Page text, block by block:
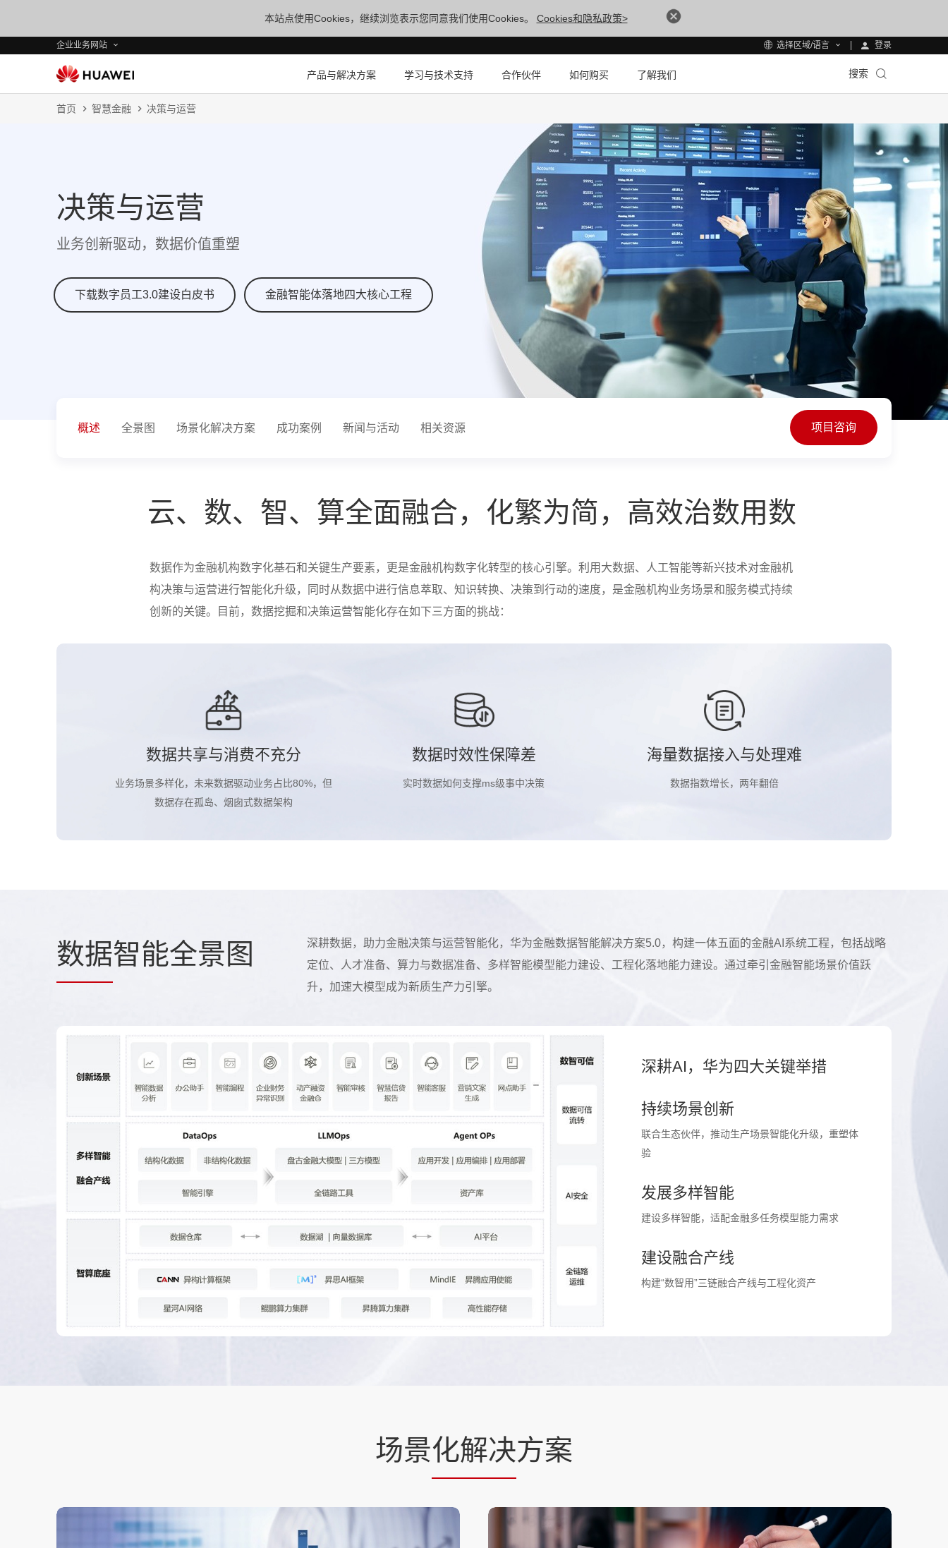
本站点使用Cookies，继续浏览表示您同意我们使用Cookies。 Cookies和隐私政策>
企业业务网站 选择区域/语言 登录
产品与解决方案 学习与技术支持 合作伙伴 如何购买 了解我们 搜索
首页 智慧金融 决策与运营
决策与运营
业务创新驱动，数据价值重塑
下载数字员工3.0建设白皮书 金融智能体落地四大核心工程
概述 全景图 场景化解决方案 成功案例 新闻与活动 相关资源 项目咨询
云、数、智、算全面融合，化繁为简，高效治数用数
数据作为金融机构数字化基石和关键生产要素，更是金融机构数字化转型的核心引擎。利用大数据、人工智能等新兴技术对金融机
构决策与运营进行智能化升级，同时从数据中进行信息萃取、知识转换、决策到行动的速度，是金融机构业务场景和服务模式持续
创新的关键。目前，数据挖掘和决策运营智能化存在如下三方面的挑战：
数据共享与消费不充分
业务场景多样化，未来数据驱动业务占比80%，但
数据存在孤岛、烟囱式数据架构
数据时效性保障差
实时数据如何支撑ms级事中决策
海量数据接入与处理难
数据指数增长，两年翻倍
数据智能全景图
深耕数据，助力金融决策与运营智能化，华为金融数据智能解决方案5.0，构建一体五面的金融AI系统工程，包括战略
定位、人才准备、算力与数据准备、多样智能模型能力建设、工程化落地能力建设。通过牵引金融智能场景价值跃
升，加速大模型成为新质生产力引擎。
深耕AI，华为四大关键举措
持续场景创新
联合生态伙伴，推动生产场景智能化升级，重塑体
验
发展多样智能
建设多样智能，适配金融多任务模型能力需求
建设融合产线
构建“数智用”三链融合产线与工程化资产
场景化解决方案